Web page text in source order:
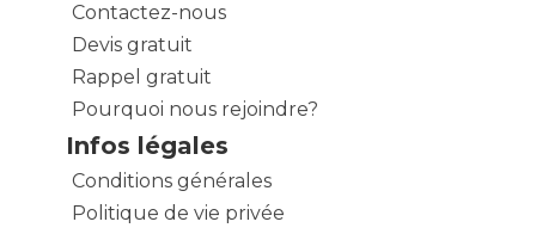
Contactez-nous
Devis gratuit
Rappel gratuit
Pourquoi nous rejoindre?
Infos légales
Conditions générales
Politique de vie privée